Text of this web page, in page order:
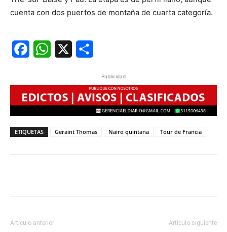
cuenta con dos puertos de montaña de cuarta categoría.
FacebookWhatsApp
Publicidad
ETIQUETAS Geraint Thomas Nairo quintana Tour de Francia
Artículo anterior Artículo siguiente